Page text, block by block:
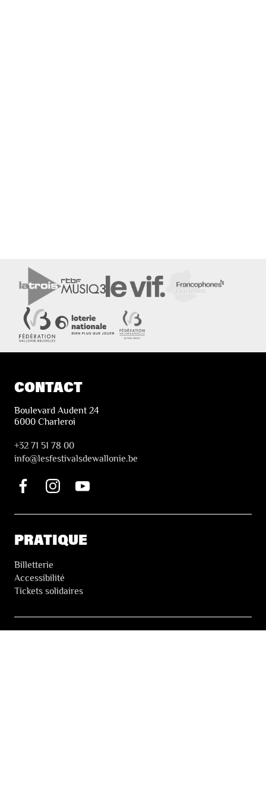
CONTACT
Boulevard Audent 24
6000 Charleroi
+32 71 51 78 00
info@lesfestivalsdewallonie.be
PRATIQUE
Billetterie
Accessibilité
Tickets solidaires